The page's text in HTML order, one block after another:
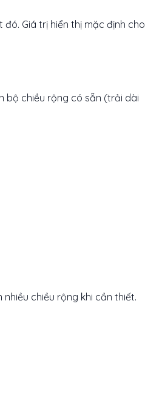
Giá trị hiển thị mặc định cho
bộ chiều rộng có sẵn (trải dài
chiều rộng khi cần thiết.